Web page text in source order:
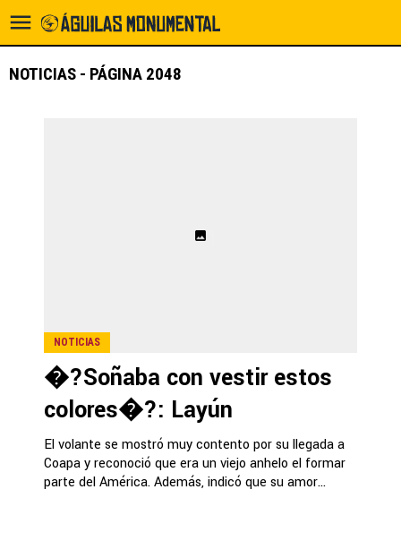
NOTICIAS - PÁGINA 2048
NOTICIAS
�?Soñaba con vestir estos
colores�?: Layún
El volante se mostró muy contento por su llegada a
Coapa y reconoció que era un viejo anhelo el formar
parte del América. Además, indicó que su amor...